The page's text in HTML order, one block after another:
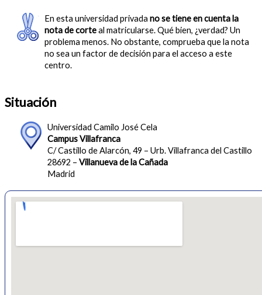
En esta universidad privada no se tiene en cuenta la
nota de corteal matricularse. Qué bien, ¿verdad? Un
problema menos. No obstante, comprueba que la nota
no sea un factor de decisión para el acceso a este
centro.
Situación
Universidad Camilo José Cela
Campus Villafranca
C/ Castillo de Alarcón, 49 – Urb. Villafranca del Castillo
28692 – Villanueva de la Cañada
Madrid